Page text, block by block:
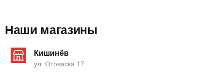
Наши магазины
Кишинёв
ул. Отоваска 17